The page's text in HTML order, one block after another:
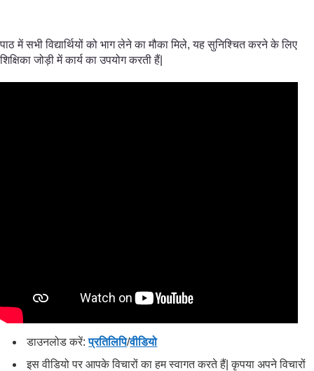
पाठ में सभी विद्यार्थियों को भाग लेने का मौका मिले, यह सुनिश्चित करने के लिए
शिक्षिका जोड़ी में कार्य का उपयोग करती हैं|
डाउनलोड करें:प्रतिलिपि/वीडियो
इस वीडियो पर आपके विचारों का हम स्वागत करते हैं| कृपया अपने विचारों